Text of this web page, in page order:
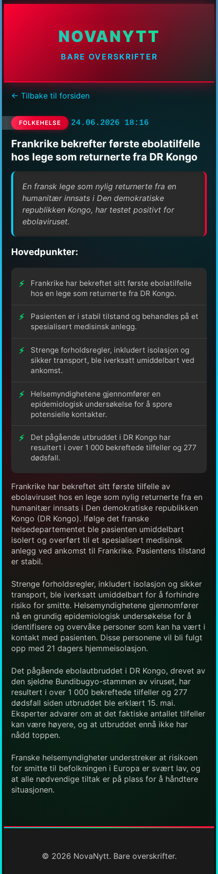
NOVANYTT
BARE OVERSKRIFTER
← Tilbake til forsiden
FOLKEHELSE 24.06.2026 18:16
Frankrike bekrefter første ebolatilfelle
hos lege som returnerte fra DR Kongo
En fransk lege som nylig returnerte fra en
humanitær innsats i Den demokratiske
republikken Kongo, har testet positivt for
ebolaviruset.
Hovedpunkter:
Frankrike har bekreftet sitt første ebolatilfelle
hos en lege som returnerte fra DR Kongo.
Pasienten er i stabil tilstand og behandles på et
spesialisert medisinsk anlegg.
Strenge forholdsregler, inkludert isolasjon og
sikker transport, ble iverksatt umiddelbart ved
ankomst.
Helsemyndighetene gjennomfører en
epidemiologisk undersøkelse for å spore
potensielle kontakter.
Det pågående utbruddet i DR Kongo har
resultert i over 1 000 bekreftede tilfeller og 277
dødsfall.
Frankrike har bekreftet sitt første tilfelle av
ebolaviruset hos en lege som nylig returnerte fra en
humanitær innsats i Den demokratiske republikken
Kongo (DR Kongo). Ifølge det franske
helsedepartementet ble pasienten umiddelbart
isolert og overført til et spesialisert medisinsk
anlegg ved ankomst til Frankrike. Pasientens tilstand
er stabil.
Strenge forholdsregler, inkludert isolasjon og sikker
transport, ble iverksatt umiddelbart for å forhindre
risiko for smitte. Helsemyndighetene gjennomfører
nå en grundig epidemiologisk undersøkelse for å
identifisere og overvåke personer som kan ha vært i
kontakt med pasienten. Disse personene vil bli fulgt
opp med 21 dagers hjemmeisolasjon.
Det pågående ebolautbruddet i DR Kongo, drevet av
den sjeldne Bundibugyo-stammen av viruset, har
resultert i over 1 000 bekreftede tilfeller og 277
dødsfall siden utbruddet ble erklært 15. mai.
Eksperter advarer om at det faktiske antallet tilfeller
kan være høyere, og at utbruddet ennå ikke har
nådd toppen.
Franske helsemyndigheter understreker at risikoen
for smitte til befolkningen i Europa er svært lav, og
at alle nødvendige tiltak er på plass for å håndtere
situasjonen.
© 2026 NovaNytt. Bare overskrifter.